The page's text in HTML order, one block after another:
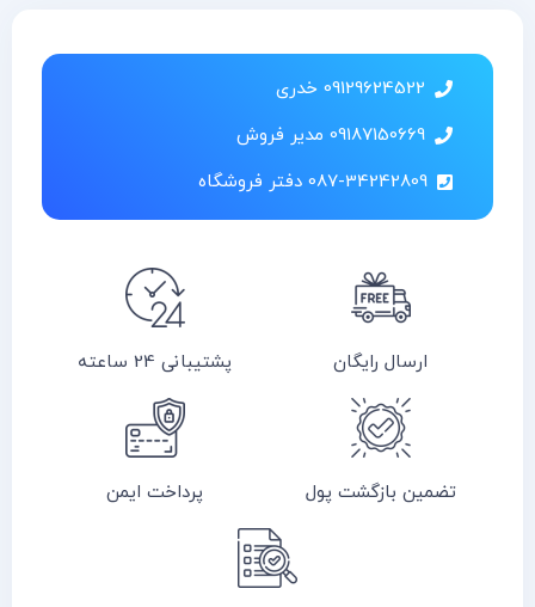
09129624522 خدری
09187150669 مدیر فروش
087-34242809 دفتر فروشگاه
ارسال رایگان پشتیبانی 24 ساعته
تضمین بازگشت پول پرداخت ایمن